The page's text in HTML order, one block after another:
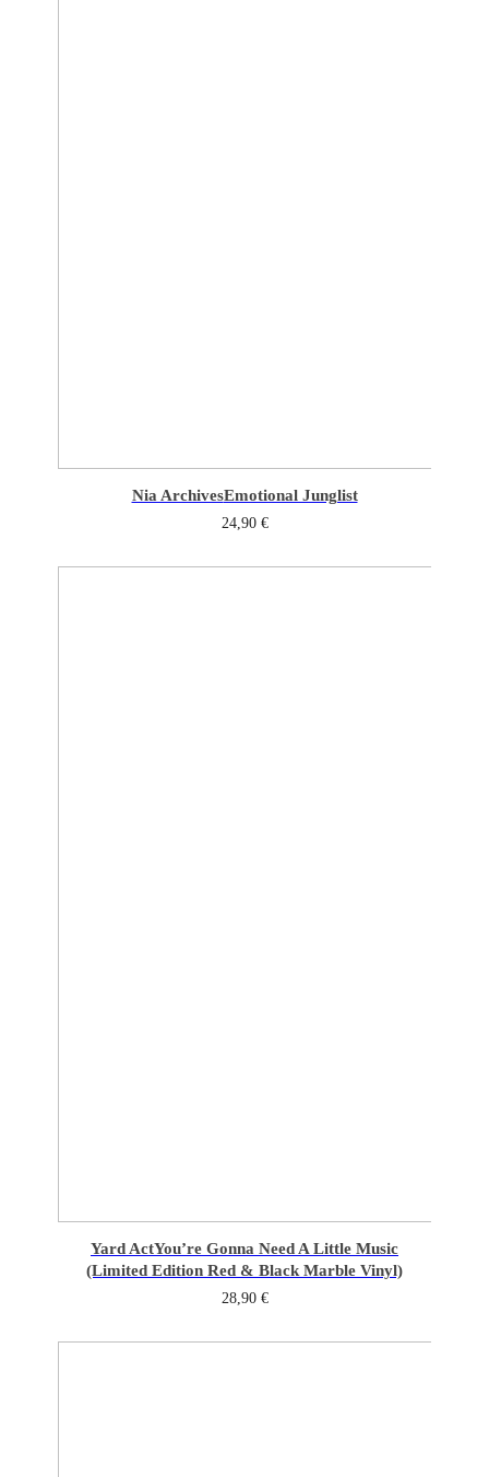
Nia ArchivesEmotional Junglist
24,90 €
Yard ActYou’re Gonna Need A Little Music
(Limited Edition Red & Black Marble Vinyl)
28,90 €